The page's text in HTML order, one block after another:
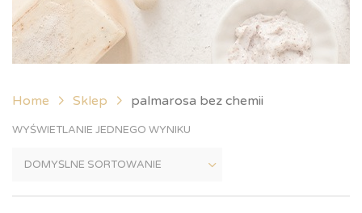
Home Sklep palmarosa bez chemii
WYŚWIETLANIE JEDNEGO WYNIKU